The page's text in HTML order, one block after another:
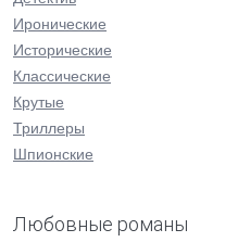
Иронические
Исторические
Классические
Крутые
Триллеры
Шпионские
Любовные романы